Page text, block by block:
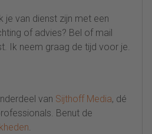
je van dienst zijn met een
of advies? Bel of mail
Ik neem graag de tijd voor je.
van Sijthoff Media, dé
Benut de
.